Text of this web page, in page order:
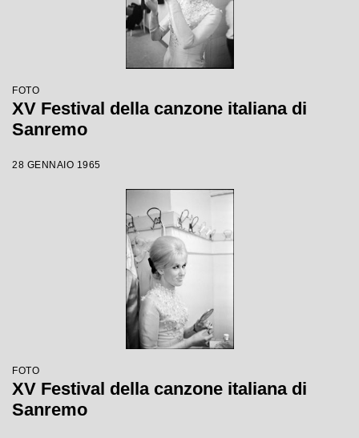
FOTO
XV Festival della canzone italiana di
Sanremo
28 GENNAIO 1965
FOTO
XV Festival della canzone italiana di
Sanremo